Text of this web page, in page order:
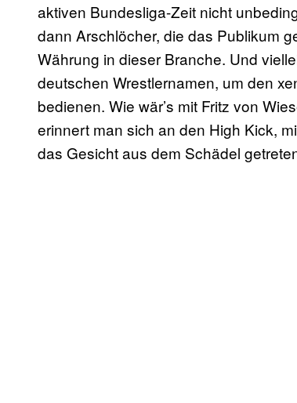
aktiven Bundesliga-Zeit nicht
dann Arschlöcher, die das Publikum
Währung in dieser Branche. Und
deutschen Wrestlernamen, um den
bedienen. Wie wär’s mit Fritz von
erinnert man sich an den High Kick,
das Gesicht aus dem Schädel